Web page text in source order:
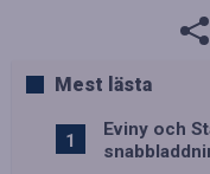
Mest lästa
Eviny och